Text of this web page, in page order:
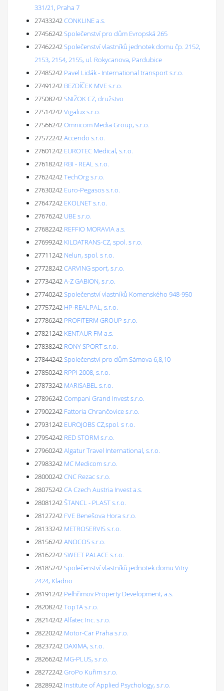
331/21, Praha 7
27433242CONKLINE a.s.
27456242Společenství pro dům Evropská 265
27462242Společenství vlastníků jednotek domu čp. 2152,
2153, 2154, 2155, ul. Rokycanova, Pardubice
27485242 Pavel Lidák - International transport s.r.o.
27491242 BEZDÍČEK MVE s.r.o.
27508242SNIŽOK CZ, družstvo
27514242Vigalux s.r.o.
27566242Omnicom Media Group, s.r.o.
27572242Accendo s.r.o.
27601242 EUROTEC Medical, s.r.o.
27618242 RBI - REAL s.r.o.
27624242TechOrg s.r.o.
27630242 Euro-Pegasos s.r.o.
27647242 EKOLNET s.r.o.
27676242 UBE s.r.o.
27682242 REFFIO MORAVIA a.s.
27699242 KILDATRANS-CZ, spol. s r.o.
27711242 Nelun, spol. s r.o.
27728242CARVING sport, s.r.o.
27734242A-Z GABION, s.r.o.
27740242Společenství vlastníků Komenského 948-950
27757242 HP-REALPAL, s.r.o.
27786242 PROFITERM GROUP s.r.o.
27821242 KENTAUR FM a.s.
27838242 RONY SPORT s.r.o.
27844242Společenství pro dům Sámova 6,8,10
27850242 RPPI 2008, s.r.o.
27873242 MARISABEL s.r.o.
27896242Compani Grand Invest s.r.o.
27902242 Fattoria Chrančovice s.r.o.
27931242 EUROJOBS CZ,spol. s r.o.
27954242 RED STORM s.r.o.
27960242Algatur Travel International, s.r.o.
27983242 MC Medicom s.r.o.
28000242CNC Rezac s.r.o.
28075242CA Czech Austria Invest a.s.
28081242ŠTANCL - PLAST s.r.o.
28127242 FVE Benešova Hora s.r.o.
28133242 METROSERVIS s.r.o.
28156242ANOCOS s.r.o.
28162242SWEET PALACE s.r.o.
28185242Společenství vlastníků jednotek domu Vitry
2424, Kladno
28191242 Pelhřimov Property Development, a.s.
28208242TopTA s.r.o.
28214242Alfatec Inc. s.r.o.
28220242 Motor-Car Praha s.r.o.
28237242 DAXIMA, s.r.o.
28266242 MG-PLUS, s.r.o.
28272242GroPo Kuřim s.r.o.
28289242 Institute of Applied Psychology, s.r.o.